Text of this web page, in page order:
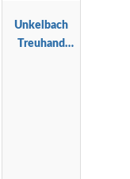
Unkelbach
Treuhand